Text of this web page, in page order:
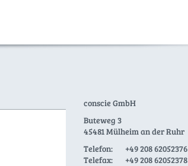
conscie GmbH
Buteweg 3
45481 Mülheim an der Ruhr
Telefon:
+49 208 62052376
Telefax:
+49 208 62052378